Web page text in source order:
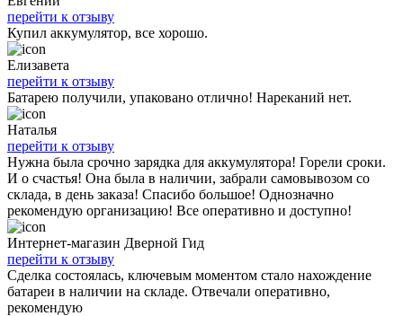
перейти к отзыву
Купил аккумулятор, все хорошо.
Елизавета
перейти к отзыву
Батарею получили, упаковано отлично! Нареканий нет.
Наталья
перейти к отзыву
Нужна была срочно зарядка для аккумулятора! Горели сроки.
И о счастья! Она была в наличии, забрали самовывозом со
склада, в день заказа! Спасибо большое! Однозначно
рекомендую организацию! Все оперативно и доступно!
Интернет-магазин Дверной Гид
перейти к отзыву
Сделка состоялась, ключевым моментом стало нахождение
батареи в наличии на складе. Отвечали оперативно,
рекомендую